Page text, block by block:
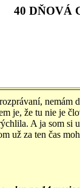
40 DŇOVÁ
je, že tu nie je
A ja som si
už za ten čas